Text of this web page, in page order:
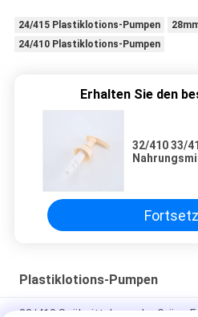
24/415 Plastiklotions-Pumpen
24/410 Plastiklotions-Pumpen
Erhalten Sie den
32/410 33/
Zufuhr für
Plastiklotions-Pumpen
33/410 Spülmittelspender Grüne